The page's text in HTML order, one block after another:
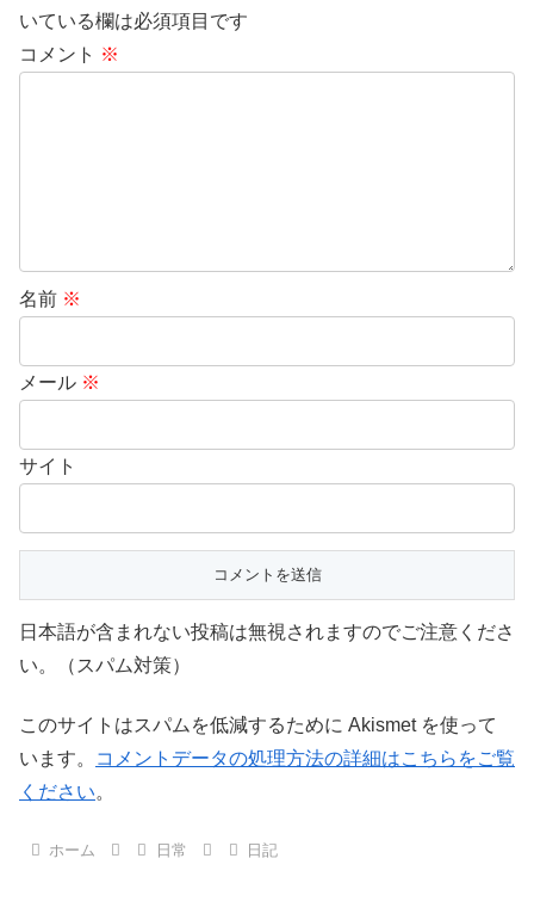
いている欄は必須項目です
コメント ※
名前 ※
メール ※
サイト
日本語が含まれない投稿は無視されますのでご注意くださ
い。（スパム対策）
このサイトはスパムを低減するために Akismet を使って
います。
コメントデータの処理方法の詳細はこちらをご覧
ください。
ホーム 日常 日記